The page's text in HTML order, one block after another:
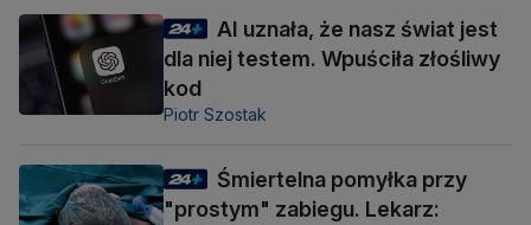
AI uznała, że nasz świat jest
dla niej testem. Wpuściła złośliwy
kod
Piotr Szostak
Śmiertelna pomyłka przy
"prostym" zabiegu. Lekarz: